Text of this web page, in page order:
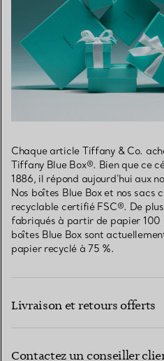
Chaque article Tiffany & Co.
Tiffany Blue Box®. Bien que ce
1886, il répond aujourd’hui aux
Nos boîtes Blue Box et nos sacs
recyclable certifié FSC®. De
fabriqués à partir de papier 100
boîtes Blue Box sont
papier recyclé à 75 %.
Livraison et retours offerts
Contactez un conseiller